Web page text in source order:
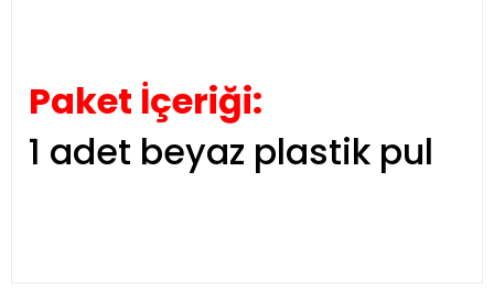
Paket İçeriği:
1 adet beyaz plastik pul